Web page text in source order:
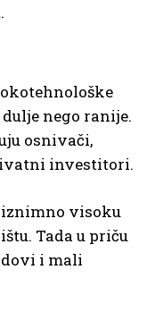
nego ranije.
osnivači,
investitori.
iznimno visoku
Tada u priču
i mali